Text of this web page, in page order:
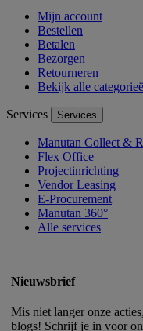
Mijn account
Bestellen
Betalen
Bezorgen
Retourneren
Bekijk alle
Services Services
Manutan Collect &
Flex Office
Projectinrichting
Vendor Leasing
E-Procurement
Manutan 360°
Alle services
Nieuwsbrief
Mis niet langer onze
blogs! Schrijf je in voor